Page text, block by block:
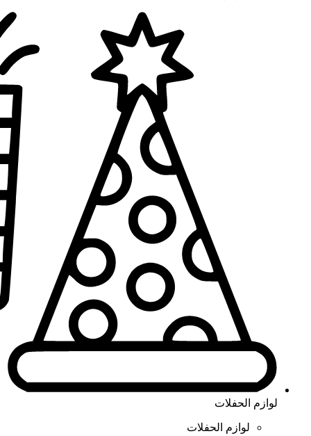
لوازم الحفلات
لوازم الحفلات